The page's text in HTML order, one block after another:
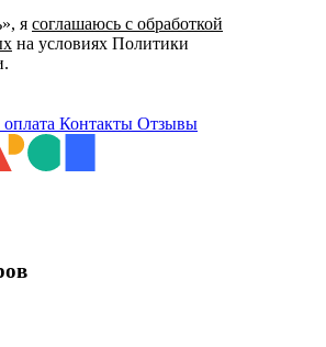
я соглашаюсь c обработкой
на условиях Политики
Контакты Отзывы